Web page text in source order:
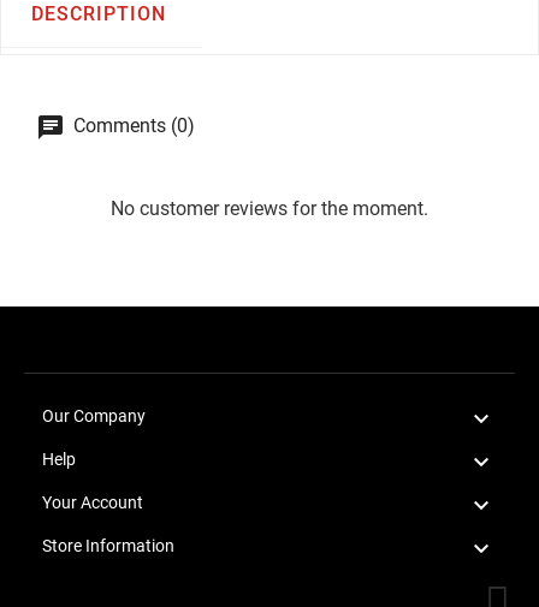
DESCRIPTION
Comments (0)
No customer reviews for the moment.
Our Company 
Help 
Your Account 
Store Information 